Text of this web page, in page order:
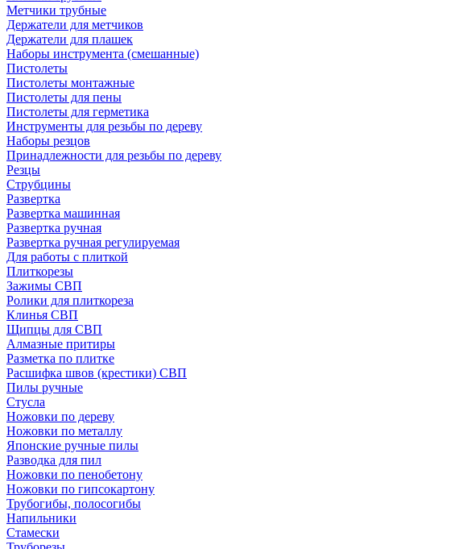
Метчики трубные
Держатели для метчиков
Держатели для плашек
Наборы инструмента (смешанные)
Пистолеты
Пистолеты монтажные
Пистолеты для пены
Пистолеты для герметика
Инструменты для резьбы по дереву
Наборы резцов
Принадлежности для резьбы по дереву
Резцы
Струбцины
Развертка
Развертка машинная
Развертка ручная
Развертка ручная регулируемая
Для работы с плиткой
Плиткорезы
Зажимы СВП
Ролики для плиткореза
Клинья СВП
Щипцы для СВП
Алмазные притиры
Разметка по плитке
Расшифка швов (крестики) СВП
Пилы ручные
Стусла
Ножовки по дереву
Ножовки по металлу
Японские ручные пилы
Разводка для пил
Ножовки по пенобетону
Ножовки по гипсокартону
Трубогибы, полосогибы
Напильники
Стамески